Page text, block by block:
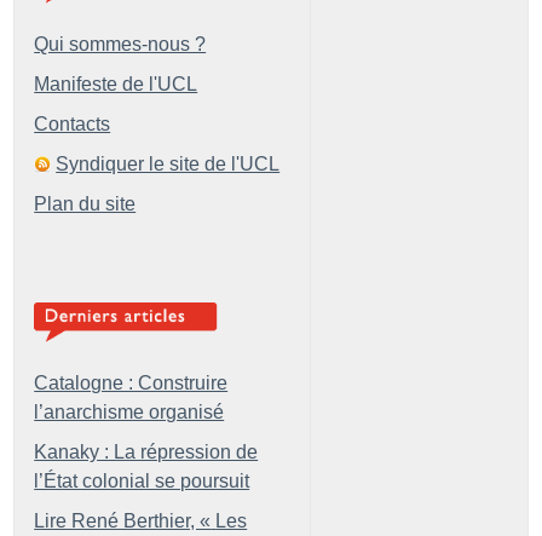
Qui sommes-nous ?
Manifeste de l'UCL
Contacts
Syndiquer le site de l'UCL
Plan du site
Catalogne : Construire
l’anarchisme organisé
Kanaky : La répression de
l’État colonial se poursuit
Lire René Berthier, « Les